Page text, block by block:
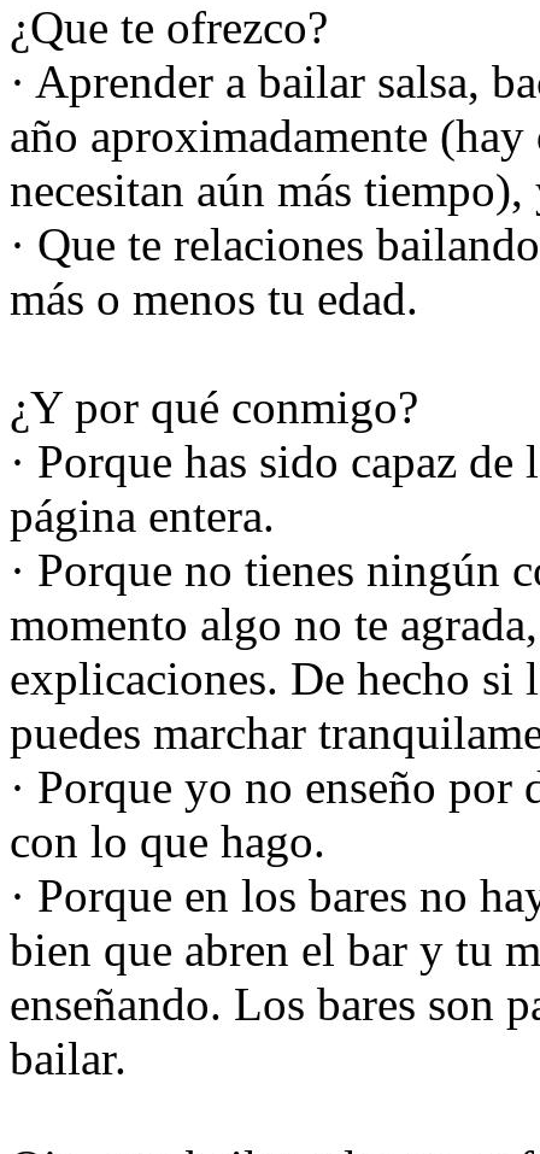
¿Que te ofrezco?
· Aprender a bailar salsa,
año aproximadamente
necesitan aún más
· Que te relaciones
más o menos tu edad.
¿Y por qué conmigo?
· Porque has sido capaz
página entera.
· Porque no tienes ningún
momento algo no te
explicaciones. De hecho si
puedes marchar
· Porque yo no enseño
con lo que hago.
· Porque en los bares no
bien que abren el bar y tu
enseñando. Los bares son
bailar.